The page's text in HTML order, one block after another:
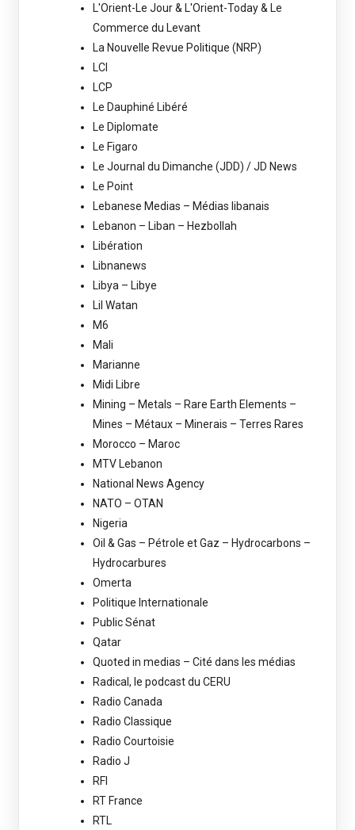
L'Orient-Le Jour & L'Orient-Today & Le
Commerce du Levant
La Nouvelle Revue Politique (NRP)
LCI
LCP
Le Dauphiné Libéré
Le Diplomate
Le Figaro
Le Journal du Dimanche (JDD) / JD News
Le Point
Lebanese Medias – Médias libanais
Lebanon – Liban – Hezbollah
Libération
Libnanews
Libya – Libye
Lil Watan
M6
Mali
Marianne
Midi Libre
Mining – Metals – Rare Earth Elements –
Mines – Métaux – Minerais – Terres Rares
Morocco – Maroc
MTV Lebanon
National News Agency
NATO – OTAN
Nigeria
Oil & Gas – Pétrole et Gaz – Hydrocarbons –
Hydrocarbures
Omerta
Politique Internationale
Public Sénat
Qatar
Quoted in medias – Cité dans les médias
Radical, le podcast du CERU
Radio Canada
Radio Classique
Radio Courtoisie
Radio J
RFI
RT France
RTL